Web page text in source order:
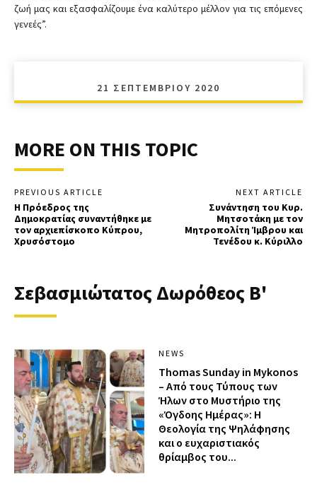
ζωή μας και εξασφαλίζουμε ένα καλύτερο μέλλον για τις επόμενες
γενεές”.
21 ΣΕΠΤΕΜΒΡΊΟΥ 2020
MORE ON THIS TOPIC
PREVIOUS ARTICLE
Η Πρόεδρος της
Δημοκρατίας συναντήθηκε με
τον αρχιεπίσκοπο Κύπρου,
Χρυσόστομο
NEXT ARTICLE
Συνάντηση του Κυρ.
Μητσοτάκη με τον
Μητροπολίτη Ίμβρου και
Τενέδου κ. Κύριλλο
Σεβασμιώτατος Δωρόθεος Β'
NEWS
Thomas Sunday in Mykonos
– Από τους Τύπους των
Ήλων στο Μυστήριο της
«Όγδοης Ημέρας»: Η
Θεολογία της Ψηλάφησης
και ο ευχαριστιακός
θρίαμβος του...